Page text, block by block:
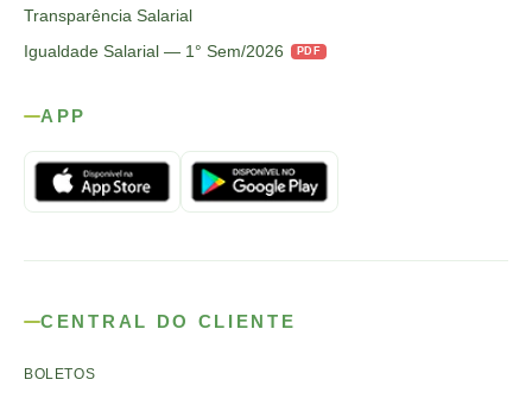
Transparência Salarial
Igualdade Salarial — 1° Sem/2026
PDF
APP
CENTRAL DO CLIENTE
BOLETOS